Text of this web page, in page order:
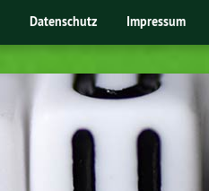
Datenschutz Impressum